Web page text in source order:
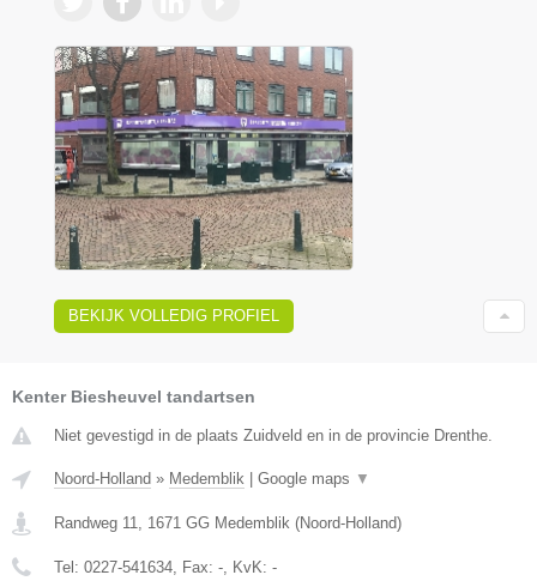
BEKIJK VOLLEDIG PROFIEL
Kenter Biesheuvel tandartsen
Niet gevestigd in de plaats Zuidveld en in de provincie Drenthe.
Noord-Holland » Medemblik | Google maps ▼
Randweg 11 1671 GG Medemblik (Noord-Holland)
Tel: 0227-541634 , Fax: - , KvK: -